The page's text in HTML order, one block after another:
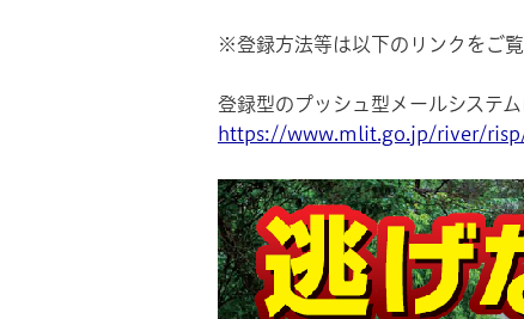
※登録方法等は以下のリンクをご覧
登録型のプッシュ型メールシステ
https://www.mlit.go.jp/river/